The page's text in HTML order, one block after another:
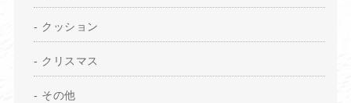
クッション
クリスマス
その他